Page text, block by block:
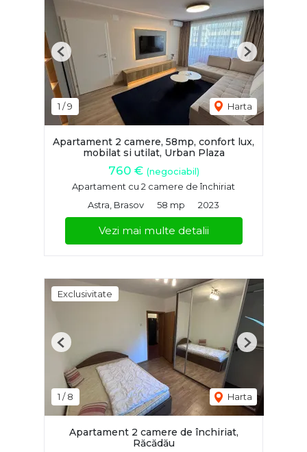
1 /9 Harta
Previous Next
Apartament 2 camere, 58mp, confort lux,
mobilat si utilat, Urban Plaza
760 € (negociabil)
Apartament cu 2 camere de închiriat
Astra, Brasov
58 mp 2023
Vezi mai multe detalii
Exclusivitate
1 /8 Harta
Previous Next
Apartament 2 camere de închiriat,
Răcădău